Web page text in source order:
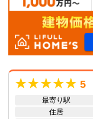
5
最寄り駅
住居